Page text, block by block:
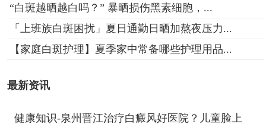
“白斑越晒越白吗？” 暴晒损伤黑素细胞，...
「上班族白斑困扰」夏日通勤日晒加熬夜压力...
【家庭白斑护理】夏季家中常备哪些护理用品...
最新资讯
健康知识-泉州晋江治疗白癜风好医院？儿童脸上